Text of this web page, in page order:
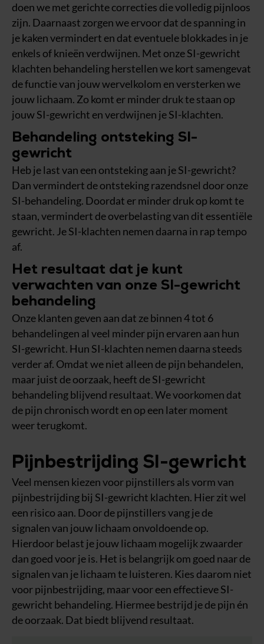
doen we met gerichte correcties die volledig pijnloos
zijn. Daarnaast zorgen we ervoor dat de spanning in
je kaken vermindert en dat eventuele blokkades in je
enkels of knieën verdwijnen. Met onze SI-gewricht
klachten behandeling herstellen we kort samengevat
de functie van jouw wervelkolom en versterken we
jouw lichaam. Zo komt er minder druk te staan op
jouw SI-gewricht en verdwijnen je SI-klachten.
Behandeling ontsteking SI-
gewricht
Heb je last van een ontsteking aan je SI-gewricht?
Dan vermindert de ontsteking razendsnel door onze
SI-behandeling. Doordat er minder druk op komt te
staan, vermindert de overbelasting van dit essentiële
gewricht. Je SI-klachten nemen daarna in rap tempo
af.
Het resultaat dat je kunt
verwachten van onze SI-gewricht
behandeling
Onze klanten geven aan dat ze binnen 4 tot 6
behandelingen al veel minder pijn ervaren aan hun
SI-gewricht. Hun SI-klachten nemen daarna steeds
verder af. Omdat we niet alleen de pijn behandelen,
maar juist de oorzaak, heeft de SI-gewricht
behandeling blijvend resultaat. We voorkomen dat
de pijn chronisch wordt en op een later moment
weer terugkomt.
Pijnbestrijding SI-gewricht
Veel mensen kiezen voor pijnstillers als vorm van
pijnbestrijding bij SI-gewricht klachten. Hier zit wel
een risico aan. Door de pijnstillers vang je de
signalen van jouw lichaam onvoldoende op.
Hierdoor belast je jouw lichaam mogelijk zwaarder
dan goed voor je is. Het is belangrijk om goed naar de
signalen van je lichaam te luisteren. Kies daarom niet
voor pijnbestrijding, maar voor een effectieve SI-
gewricht behandeling. Hiermee bestrijd je de pijn én
de oorzaak. Dat biedt blijvend resultaat.